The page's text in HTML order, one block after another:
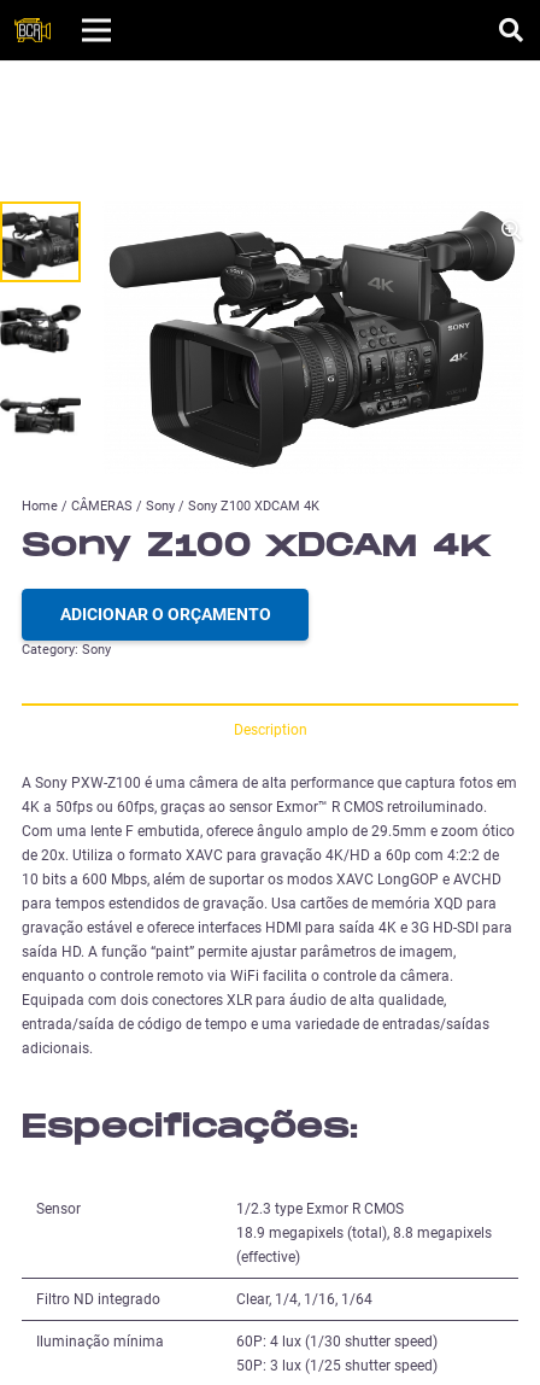
Home / CÂMERAS / Sony / Sony Z100 XDCAM 4K
Sony Z100 XDCAM 4K
ADICIONAR O ORÇAMENTO
Category: Sony
Description
A Sony PXW-Z100 é uma câmera de alta performance que captura fotos em
4K a 50fps ou 60fps, graças ao sensor Exmor™ R CMOS retroiluminado.
Com uma lente F embutida, oferece ângulo amplo de 29.5mm e zoom ótico
de 20x. Utiliza o formato XAVC para gravação 4K/HD a 60p com 4:2:2 de
10 bits a 600 Mbps, além de suportar os modos XAVC LongGOP e AVCHD
para tempos estendidos de gravação. Usa cartões de memória XQD para
gravação estável e oferece interfaces HDMI para saída 4K e 3G HD-SDI para
saída HD. A função “paint” permite ajustar parâmetros de imagem,
enquanto o controle remoto via WiFi facilita o controle da câmera.
Equipada com dois conectores XLR para áudio de alta qualidade,
entrada/saída de código de tempo e uma variedade de entradas/saídas
adicionais.
Especificações:
Sensor
1/2.3 type Exmor R CMOS
18.9 megapixels (total), 8.8 megapixels
(effective)
Filtro ND integrado Clear, 1/4, 1/16, 1/64
Iluminação mínima
60P: 4 lux (1/30 shutter speed)
50P: 3 lux (1/25 shutter speed)